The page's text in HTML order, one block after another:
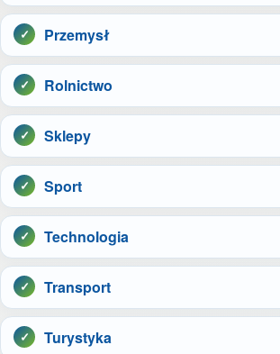
Przemysł
Rolnictwo
Sklepy
Sport
Technologia
Transport
Turystyka